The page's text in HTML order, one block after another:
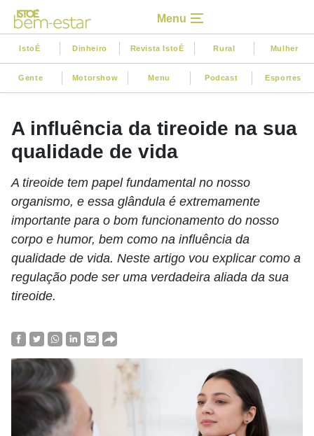
Menu
IstoÉ Dinheiro Revista IstoÉ Rural Mulher
Gente Motorshow Menu Podcast Esportes
A influência da tireoide na sua
qualidade de vida
A tireoide tem papel fundamental no nosso
organismo, e essa glândula é extremamente
importante para o bom funcionamento do nosso
corpo e humor, bem como na influência da
qualidade de vida. Neste artigo vou explicar como a
regulação pode ser uma verdadeira aliada da sua
tireoide.